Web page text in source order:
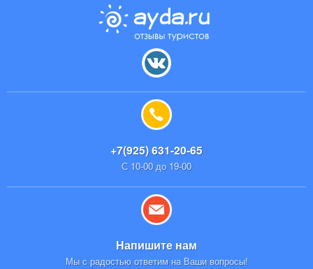
+7(925) 631-20-65
С 10-00 до 19-00
Напишите нам
Мы с радостью ответим на Ваши вопросы!